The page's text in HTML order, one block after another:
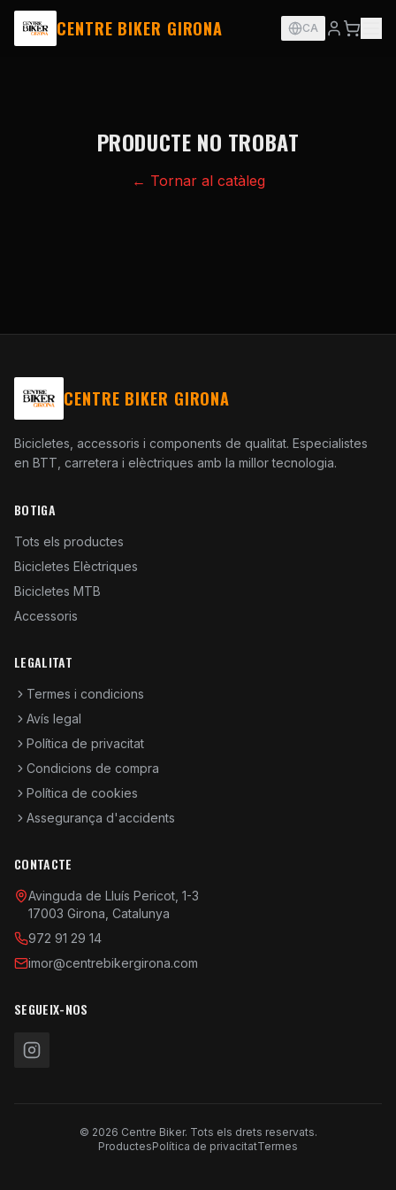
CENTRE BIKER GIRONA CA
PRODUCTE NO TROBAT
← Tornar al catàleg
CENTRE BIKER GIRONA
Bicicletes, accessoris i components de qualitat. Especialistes
en BTT, carretera i elèctriques amb la millor tecnologia.
BOTIGA
Tots els productes
Bicicletes Elèctriques
Bicicletes MTB
Accessoris
LEGALITAT
Termes i condicions
Avís legal
Política de privacitat
Condicions de compra
Política de cookies
Assegurança d'accidents
CONTACTE
Avinguda de Lluís Pericot, 1-3
17003 Girona, Catalunya
972 91 29 14
imor@centrebikergirona.com
SEGUEIX-NOS
© 2026 Centre Biker. Tots els drets reservats.
ProductesPolítica de privacitatTermes